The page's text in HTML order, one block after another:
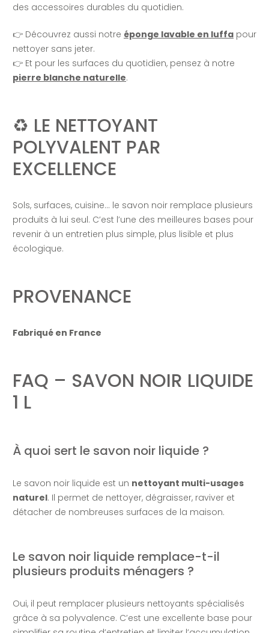
des accessoires durables du quotidien.
👉 Découvrez aussi notre éponge lavable en luffa pour
nettoyer sans jeter.
👉 Et pour les surfaces du quotidien, pensez à notre
pierre blanche naturelle.
♻️ LE NETTOYANT
POLYVALENT PAR
EXCELLENCE
Sols, surfaces, cuisine… le savon noir remplace plusieurs
produits à lui seul. C’est l’une des meilleures bases pour
revenir à un entretien plus simple, plus lisible et plus
écologique.
PROVENANCE
Fabriqué en France
FAQ – SAVON NOIR LIQUIDE
1 L
À quoi sert le savon noir liquide ?
Le savon noir liquide est un nettoyant multi-usages
naturel. Il permet de nettoyer, dégraisser, raviver et
détacher de nombreuses surfaces de la maison.
Le savon noir liquide remplace-t-il
plusieurs produits ménagers ?
Oui, il peut remplacer plusieurs nettoyants spécialisés
grâce à sa polyvalence. C’est une excellente base pour